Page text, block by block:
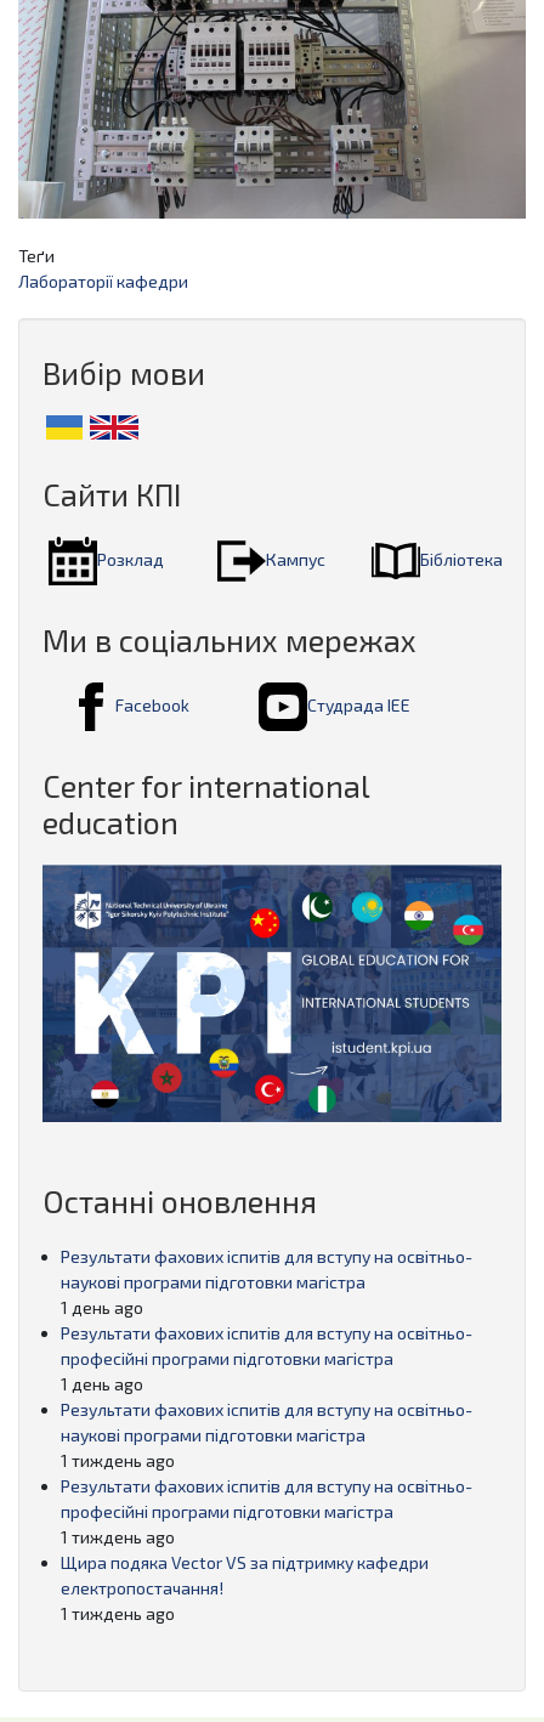
Теґи
Лабораторії кафедри
Вибір мови
Сайти КПІ
Розклад Кампус Бібліотека
Ми в соціальних мережах
Facebook Студрада ІЕЕ
Center for international
education
Останні оновлення
Результати фахових іспитів для вступу на освітньо-
наукові програми підготовки магістра
1 день ago
Результати фахових іспитів для вступу на освітньо-
професійні програми підготовки магістра
1 день ago
Результати фахових іспитів для вступу на освітньо-
наукові програми підготовки магістра
1 тиждень ago
Результати фахових іспитів для вступу на освітньо-
професійні програми підготовки магістра
1 тиждень ago
Щира подяка Vector VS за підтримку кафедри
електропостачання!
1 тиждень ago